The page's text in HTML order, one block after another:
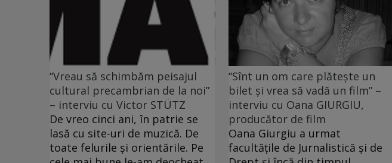
“Vreau să schimbăm peisajul
cultural precambrian de la noi”
– interviu cu Victor STÜTZ
De vreo cinci ani, în patrie se
lasă cu site-uri de muzică. De
toate felurile şi orientările. Pe
“Sînt un om care plăteşte un
bilet şi vrea să vadă un film” –
interviu cu Oana GIURGIU,
producător de film
Oana Giurgiu a urmat
facultăţile de Jurnalistică şi de